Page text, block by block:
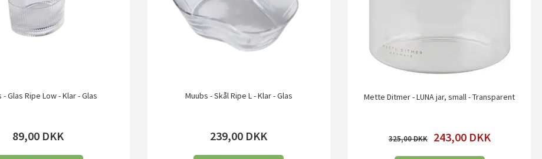
- Glas Ripe Low - Klar - Glas
89,00 DKK
Muubs - Skål Ripe L - Klar - Glas
239,00 DKK
Mette Ditmer - LUNA jar, small - Transparent
325,00 243,00 DKK